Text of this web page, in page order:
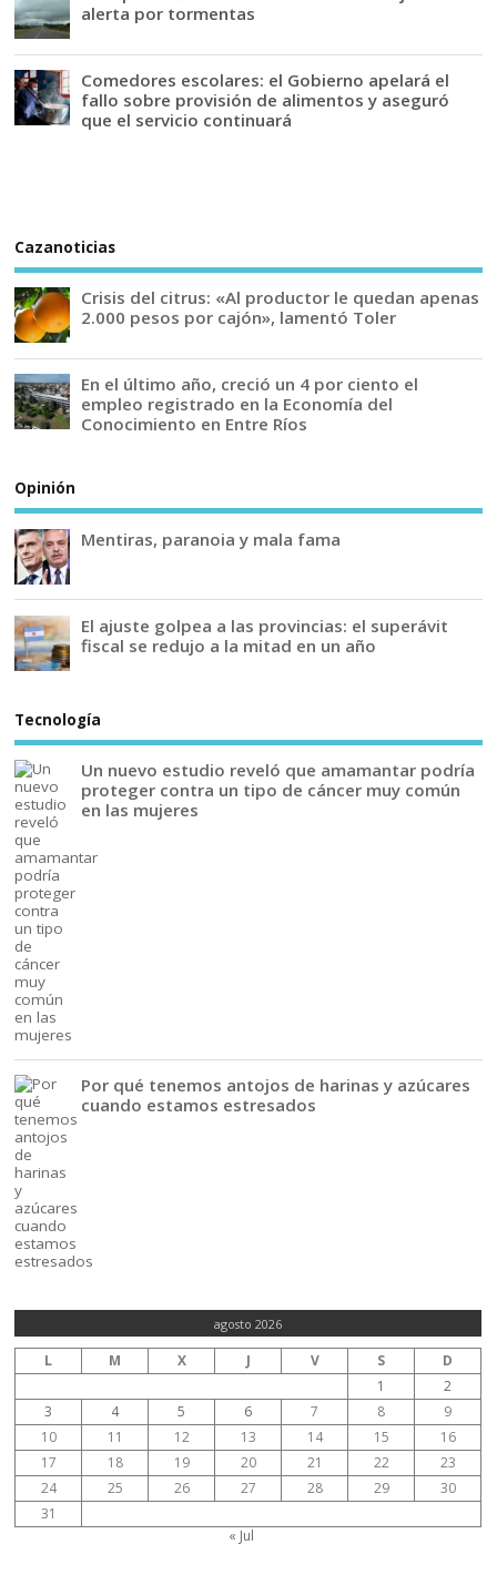
alerta por tormentas
Comedores escolares: el Gobierno apelará el
fallo sobre provisión de alimentos y aseguró
que el servicio continuará
Cazanoticias
Crisis del citrus: «Al productor le quedan apenas
2.000 pesos por cajón», lamentó Toler
En el último año, creció un 4 por ciento el
empleo registrado en la Economía del
Conocimiento en Entre Ríos
Opinión
Mentiras, paranoia y mala fama
El ajuste golpea a las provincias: el superávit
fiscal se redujo a la mitad en un año
Tecnología
Un nuevo estudio reveló que amamantar podría
proteger contra un tipo de cáncer muy común
en las mujeres
Por qué tenemos antojos de harinas y azúcares
cuando estamos estresados
agosto 2026
L M X J V S
D
1
2
3
4 5 6 7 8
9
10
11 12 13 14 15
16
17
18 19 20 21 22
23
24
25 26 27 28 29
30
31
« Jul